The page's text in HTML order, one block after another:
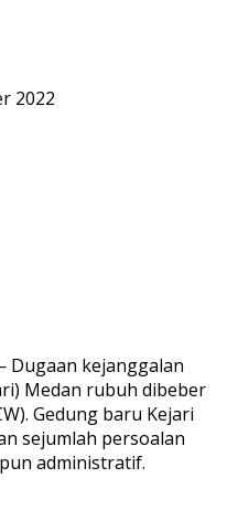
2022
Dugaan kejanggalan
Medan rubuh dibeber
Gedung baru Kejari
sejumlah persoalan
administratif.